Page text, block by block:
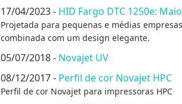
17/04/2023 - HID Fargo DTC 1250e:
Projetada para pequenas e médias
combinada com um design elegante.
05/07/2018 - Novajet UV
08/12/2017 - Perfil de cor Novajet HPC
Perfil de cor Novajet para impressoras HPC